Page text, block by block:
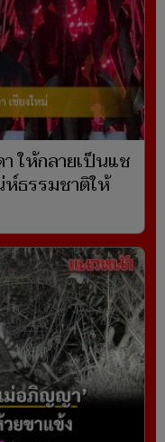
ให้กลายเป็นแช
ห์ธรรมชาติให้